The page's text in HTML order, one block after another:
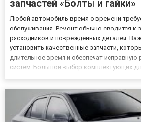
запчастей «Болты и гайки»
Любой автомобиль время о времени
обслуживания. Ремонт обычно сводится к
расходников и поврежденных деталей.
установить качественные запчасти,
длительное время и обеспечат исправную
систем. Большой выбор комплектующих
гораздо проще и удо...